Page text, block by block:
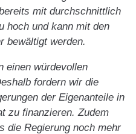
mit durchschnittlich
hoch und kann mit den
bewältigt werden.
einen würdevollen
fordern wir die
der Eigenanteile in
zu finanzieren. Zudem
die Regierung noch mehr